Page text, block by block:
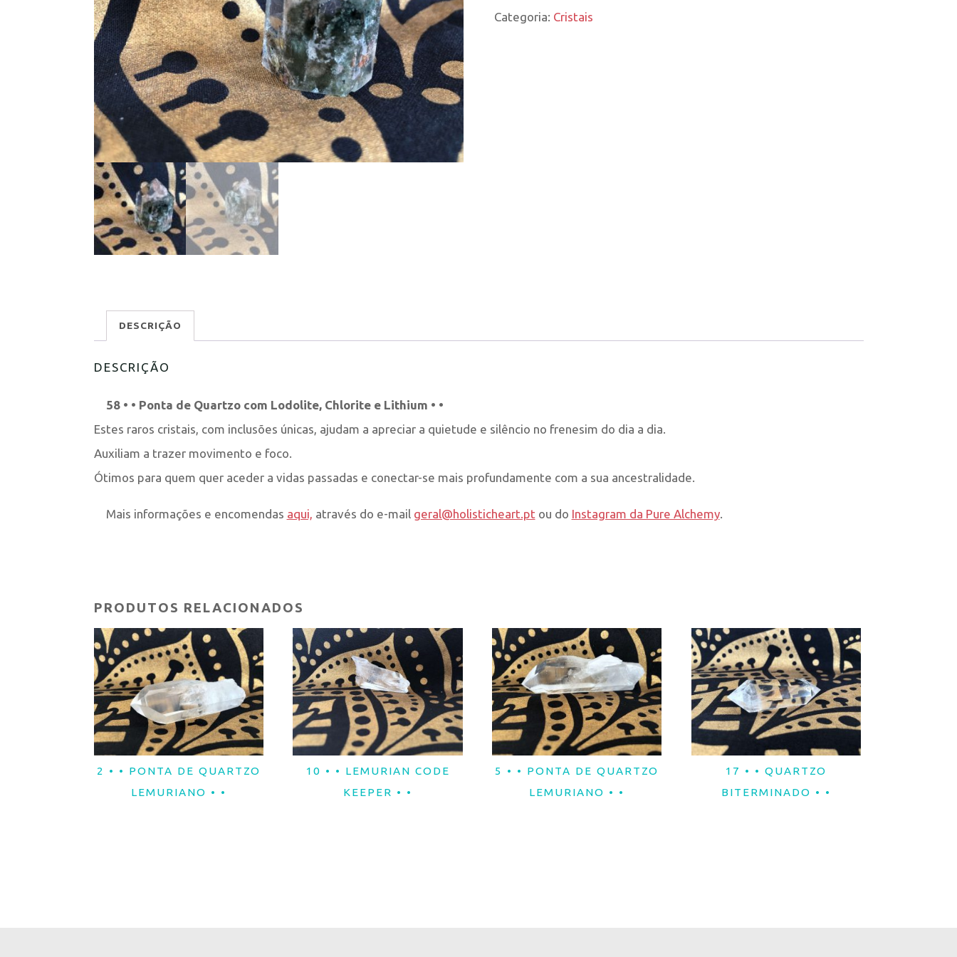
Categoria: Cristais
DESCRIÇÃO
DESCRIÇÃO
58 • • Ponta de Quartzo com Lodolite, Chlorite e Lithium • •
Estes raros cristais, com inclusões únicas, ajudam a apreciar a quietude e silêncio no frenesim do dia a dia.
Auxiliam a trazer movimento e foco.
Ótimos para quem quer aceder a vidas passadas e conectar-se mais profundamente com a sua ancestralidade.
Mais informações e encomendas aqui, através do e-mail geral@holisticheart.pt ou do Instagram da Pure Alchemy.
PRODUTOS RELACIONADOS
LER MAIS
2 • • PONTA DE QUARTZO
LEMURIANO • •
LER MAIS
10 • • LEMURIAN CODE
KEEPER • •
LER MAIS
5 • • PONTA DE QUARTZO
LEMURIANO • •
LER MAIS
17 • • QUARTZO
BITERMINADO • •